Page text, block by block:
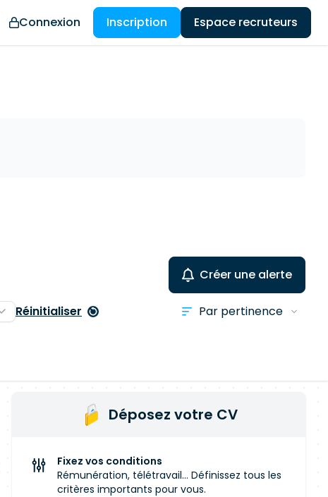
Connexion Inscription Espace recruteurs
Créer une alerte
Réinitialiser
Déposez votre CV
Fixez vos conditions
Rémunération, télétravail... Définissez tous les
critères importants pour vous.